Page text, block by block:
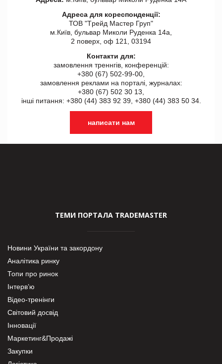
Адреса для кореспонденції:
ТОВ "Tрейд Мастер Груп"
м.Київ, бульвар Миколи Руденка 14а,
2 поверх, оф 121, 03194
Контакти для:
замовлення треннгів, конференцій:
+380 (67) 502-99-00,
замовлення реклами на порталі, журналах:
+380 (67) 502 30 13,
інші питання: +380 (44) 383 92 39, +380 (44) 383 50 34.
написати нам
ТЕМИ ПОРТАЛА TRADEMASTER
Новини України та закордону
Аналітика ринку
Топи про ринок
Інтерв’ю
Відео-тренінги
Світовий досвід
Інновації
Маркетинг&Продажі
Закупки